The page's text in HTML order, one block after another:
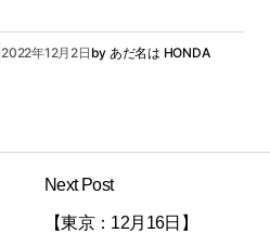
2022年12月2日 by あだ名は HONDA
Next Post
【東京：12月16日】